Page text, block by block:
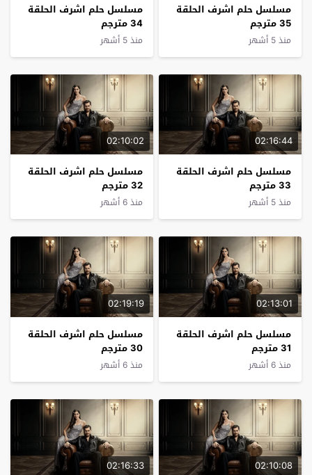
مسلسل حلم اشرف الحلقة
35 مترجم
منذ 5 أشهر
مسلسل حلم اشرف الحلقة
34 مترجم
منذ 5 أشهر
02:16:44
مسلسل حلم اشرف الحلقة
33 مترجم
منذ 5 أشهر
02:10:02
مسلسل حلم اشرف الحلقة
32 مترجم
منذ 6 أشهر
02:13:01
مسلسل حلم اشرف الحلقة
31 مترجم
منذ 6 أشهر
02:19:19
مسلسل حلم اشرف الحلقة
30 مترجم
منذ 6 أشهر
02:10:08
02:16:33